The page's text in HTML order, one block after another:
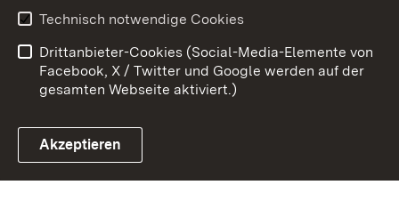
Link zum Landesportal
Datenschutz
Barrierefreiheit
Impressum
Cookies
Technisch notwendige Cookies
Drittanbieter-Cookies (Social-Media-Elemente von
Facebook, X / Twitter und Google werden auf der
gesamten Webseite aktiviert.)
Akzeptieren